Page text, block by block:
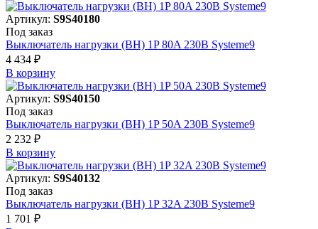
Артикул: S9S40180
Под заказ
Выключатель нагрузки (ВН) 1P 80A 230В Systeme9
4 434 ₽
В корзинy
Артикул: S9S40150
Под заказ
Выключатель нагрузки (ВН) 1P 50A 230В Systeme9
2 232 ₽
В корзинy
Артикул: S9S40132
Под заказ
Выключатель нагрузки (ВН) 1P 32A 230В Systeme9
1 701 ₽